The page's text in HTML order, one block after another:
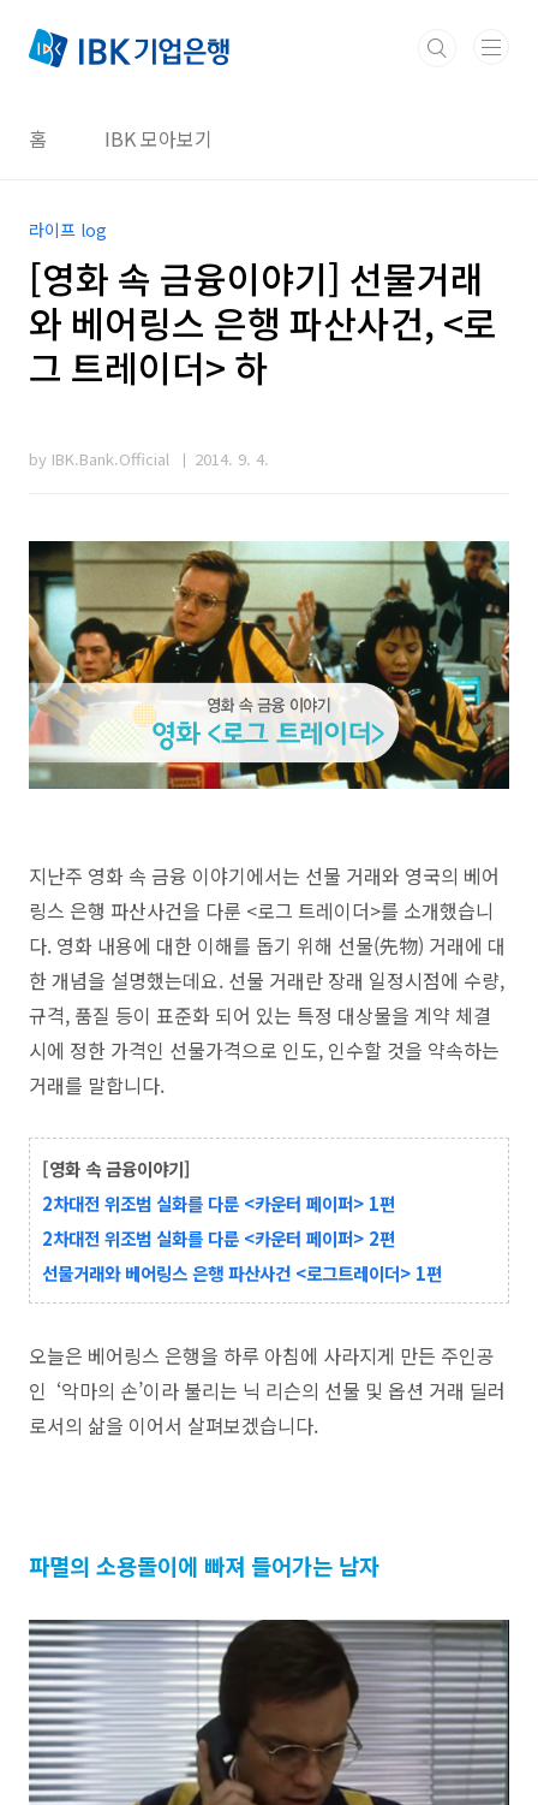
홈 IBK 모아보기
라이프 log
[영화 속 금융이야기] 선물거래
와 베어링스 은행 파산사건, <로
그 트레이더> 하
by IBK.Bank.Official 2014. 9. 4.
지난주 영화 속 금융 이야기에서는 선물 거래와 영국의 베어
링스 은행 파산사건을 다룬 <로그 트레이더>를 소개했습니
다. 영화 내용에 대한 이해를 돕기 위해 선물(先物) 거래에 대
한 개념을 설명했는데요. 선물 거래란 장래 일정시점에 수량,
규격, 품질 등이 표준화 되어 있는 특정 대상물을 계약 체결
시에 정한 가격인 선물가격으로 인도, 인수할 것을 약속하는
거래를 말합니다.
[영화 속 금융이야기]
2차대전 위조범 실화를 다룬 <카운터 페이퍼> 1편
2차대전 위조범 실화를 다룬 <카운터 페이퍼> 2편
선물거래와 베어링스 은행 파산사건 <로그트레이더> 1편
오늘은 베어링스 은행을 하루 아침에 사라지게 만든 주인공
인 ‘악마의 손’이라 불리는 닉 리슨의 선물 및 옵션 거래 딜러
로서의 삶을 이어서 살펴보겠습니다.
파멸의 소용돌이에 빠져 들어가는 남자